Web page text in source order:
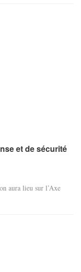
et de sécurité
aura lieu sur l’Axe